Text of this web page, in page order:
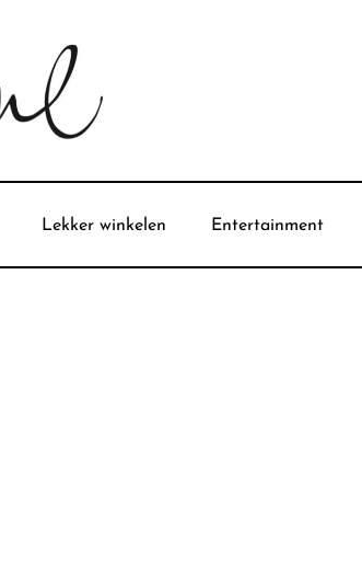
Lekker winkelen Entertainment